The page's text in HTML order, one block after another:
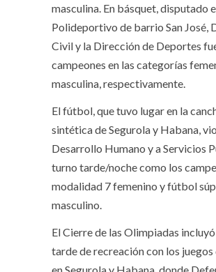
masculina. En básquet, disputado
Polideportivo de barrio San José,
Civil y la Dirección de Deportes
campeones en las categorías
masculina, respectivamente.
El fútbol, que tuvo lugar en la
sintética de Segurola y Habana,
Desarrollo Humano y a Servicios
turno tarde/noche como los
modalidad 7 femenino y fútbol
masculino.
El Cierre de las Olimpiadas
tarde de recreación con los juegos